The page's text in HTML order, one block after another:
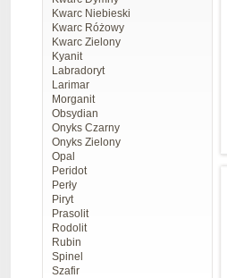
Kwarc Niebieski
Kwarc Różowy
Kwarc Zielony
Kyanit
Labradoryt
Larimar
Morganit
Obsydian
Onyks Czarny
Onyks Zielony
Opal
Peridot
Perły
Piryt
Prasolit
Rodolit
Rubin
Spinel
Szafir